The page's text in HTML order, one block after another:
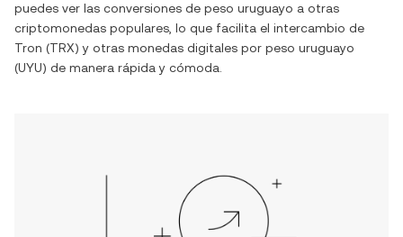
puedes ver las conversiones de peso uruguayo a otras
criptomonedas populares, lo que facilita el intercambio de
Tron (TRX) y otras monedas digitales por peso uruguayo
(UYU) de manera rápida y cómoda.